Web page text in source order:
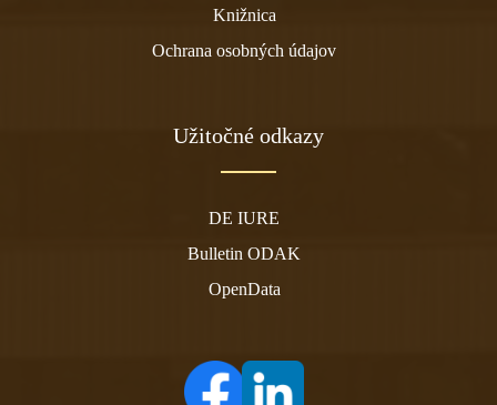
Knižnica
Ochrana osobných údajov
Užitočné odkazy
DE IURE
Bulletin ODAK
OpenData
(otvára sa v novom tabe)
(otvára sa v novom tabe)